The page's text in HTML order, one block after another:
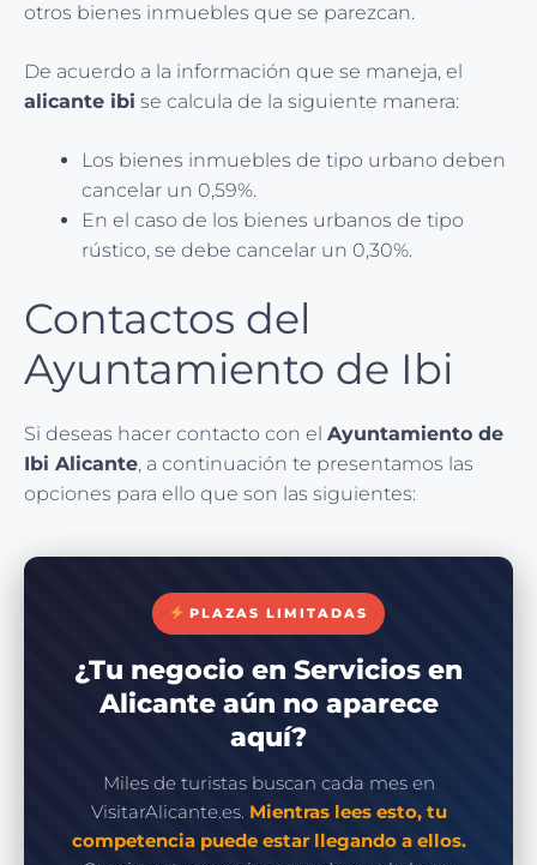
otros bienes inmuebles que se parezcan.
De acuerdo a la información que se maneja, el
alicante ibi se calcula de la siguiente manera:
Los bienes inmuebles de tipo urbano deben
cancelar un 0,59%.
En el caso de los bienes urbanos de tipo
rústico, se debe cancelar un 0,30%.
Contactos del
Ayuntamiento de Ibi
Si deseas hacer contacto con el Ayuntamiento de
Ibi Alicante, a continuación te presentamos las
opciones para ello que son las siguientes:
PLAZAS LIMITADAS
¿Tu negocio en Servicios en
Alicante aún no aparece
aquí?
Miles de turistas buscan cada mes en
VisitarAlicante.es. Mientras lees esto, tu
competencia puede estar llegando a ellos.